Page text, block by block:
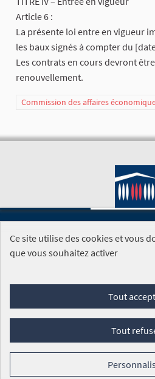
Article 6 :
La présente loi entre en vigueur
les baux signés à compter du
Les contrats en cours devront
renouvellement.
Commission des affaires
SITE DE L'ASSEMBLÉE
Foire aux
Conditions générales d'utilisation
Mentions légales
Ce site utilise des cookies et vous
que vous souhaitez activer
Tout
Tout